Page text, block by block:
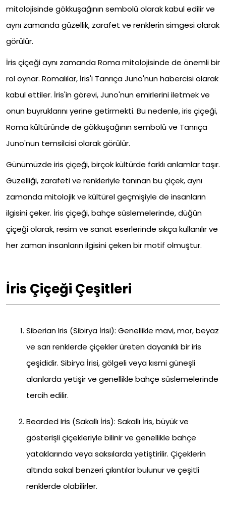
mitolojisinde gökkuşağının sembolü olarak kabul edilir ve
aynı zamanda güzellik, zarafet ve renklerin simgesi olarak
görülür.
İris çiçeği aynı zamanda Roma mitolojisinde de önemli bir
rol oynar. Romalılar, İris'i Tanrıça Juno'nun habercisi olarak
kabul ettiler. İris'in görevi, Juno'nun emirlerini iletmek ve
onun buyruklarını yerine getirmekti. Bu nedenle, iris çiçeği,
Roma kültüründe de gökkuşağının sembolü ve Tanrıça
Juno'nun temsilcisi olarak görülür.
Günümüzde iris çiçeği, birçok kültürde farklı anlamlar taşır.
Güzelliği, zarafeti ve renkleriyle tanınan bu çiçek, aynı
zamanda mitolojik ve kültürel geçmişiyle de insanların
ilgisini çeker. İris çiçeği, bahçe süslemelerinde, düğün
çiçeği olarak, resim ve sanat eserlerinde sıkça kullanılır ve
her zaman insanların ilgisini çeken bir motif olmuştur.
İris Çiçeği Çeşitleri
Siberian Iris (Sibirya İrisi): Genellikle mavi, mor, beyaz
ve sarı renklerde çiçekler üreten dayanıklı bir iris
çeşididir. Sibirya İrisi, gölgeli veya kısmi güneşli
alanlarda yetişir ve genellikle bahçe süslemelerinde
tercih edilir.
Bearded Iris (Sakallı İris): Sakallı İris, büyük ve
gösterişli çiçekleriyle bilinir ve genellikle bahçe
yataklarında veya saksılarda yetiştirilir. Çiçeklerin
altında sakal benzeri çıkıntılar bulunur ve çeşitli
renklerde olabilirler.